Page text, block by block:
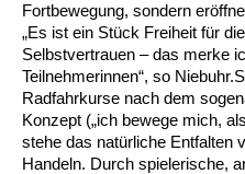
Ortsverein Bredenbeck
Ortsverein Berenbostel
Ortsverein Burgdorf
Ortsverein Burgdorf
Kindertagesstätte
Kindertagesstätte
Kindertagesstätte
Kindertagesstätte
Kindertagesstätte
Kindertagesstätte
Familienzentrum
Kindertagesstätte
Familienzentrum
Außenstelle Hort
Kindertagesstätte
Stretch und Relax
Fitness für Frauen
Wegweiser
Infotelefon
Migrationsberatung für
Interkulturelle Beratung
Fortbewegung, sondern
„Es ist ein Stück Freiheit für
Selbstvertrauen – das merke
Teilnehmerinnen“, so
Radfahrkurse nach dem
Konzept („ich bewege mich,
stehe das natürliche Entfalten
Handeln. Durch spielerische,